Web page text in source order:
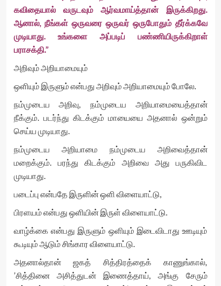
கவிதையால் வருடவும் ஆர்வமாய்த்தான் இருக்கிறது.
ஆனால், நீங்கள் ஒருவரை ஒருவர் ஒருபோதும் தீர்க்கவே
முடியாது. உங்களை அப்படிப் பண்ணியிருக்கிறாள்
பராசக்தி.”
அறிவும் அறியாமையும்
ஒளியும் இருளும் என்பது அறிவும் அறியாமையும் போலே.
நம்முடைய அறிவு, நம்முடைய அறியாமையைத்தான்
நீக்கும். படர்ந்து கிடக்கும் மாயையை அதனால் ஒன்றும்
செய்ய முடியாது.
நம்முடைய அறியாமை நம்முடைய அறிவைத்தான்
மறைக்கும். பரந்து கிடக்கும் அறிவை அது பருகிவிட
முடியாது.
படைப்பு என்பதே இருளின் ஒளி விளையாட்டு,
பிரளயம் என்பது ஒளியின் இருள் விளையாட்டு.
வாழ்க்கை என்பது இருளும் ஒளியும் இடைவிடாது ஊடியும்
கூடியும் ஆடும் சிங்கார விளையாட்டு.
அதனால்தான் ஜகத் சித்திரத்தைக் காணுங்கால்,
’சித்தினை அசித்துடன் இணைத்தாய், அங்கு சேரும்